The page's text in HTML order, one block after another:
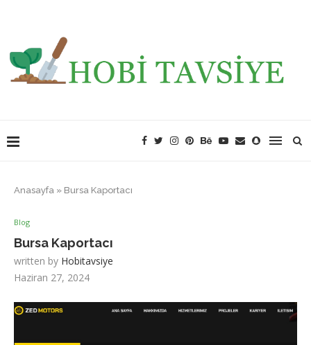
Anasayfa » Bursa Kaportacı
Blog
Bursa Kaportacı
written by Hobitavsiye
Haziran 27, 2024